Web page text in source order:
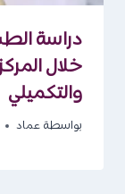
دراسة
خلال
والتكميلي
بواسطة عماد